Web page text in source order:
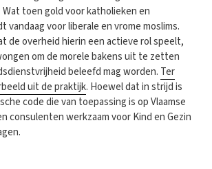
toen gold voor katholieken en
voor liberale en vrome moslims.
de overheid hierin een actieve rol speelt,
om de morele bakens uit te zetten
beleefd mag worden. Ter
uit de praktijk. Hoewel dat in strijd is
code die van toepassing is op Vlaamse
consulenten werkzaam voor Kind en Gezin